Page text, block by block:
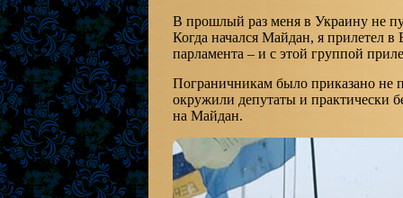
В прошлый раз меня в Украину не
Когда начался Майдан, я прилетел
парламента – и с этой группой
Пограничникам было приказано не
окружили депутаты и практически
на Майдан.